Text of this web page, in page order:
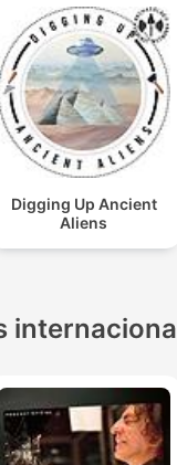
Digging Up Ancient
Aliens